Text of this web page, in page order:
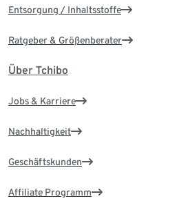
Entsorgung / Inhaltsstoffe
Ratgeber & Größenberater
Über Tchibo
Jobs & Karriere
Nachhaltigkeit
Geschäftskunden
Affiliate Programm